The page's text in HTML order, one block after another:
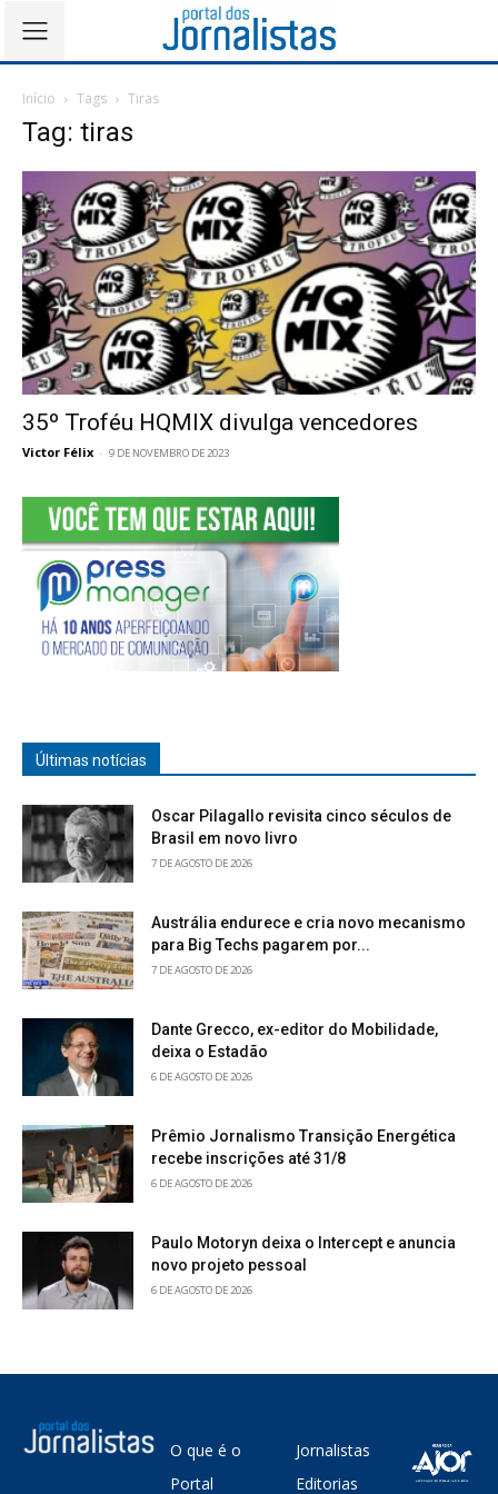
Início Tags Tiras
Tag: tiras
35º Troféu HQMIX divulga vencedores
Victor Félix - 9 DE NOVEMBRO DE 2023
Últimas notícias
Oscar Pilagallo revisita cinco séculos de
Brasil em novo livro
7 DE AGOSTO DE 2026
Austrália endurece e cria novo mecanismo
para Big Techs pagarem por...
7 DE AGOSTO DE 2026
Dante Grecco, ex-editor do Mobilidade,
deixa o Estadão
6 DE AGOSTO DE 2026
Prêmio Jornalismo Transição Energética
recebe inscrições até 31/8
6 DE AGOSTO DE 2026
Paulo Motoryn deixa o Intercept e anuncia
novo projeto pessoal
6 DE AGOSTO DE 2026
O que é o
Portal
Jornalistas
Editorias